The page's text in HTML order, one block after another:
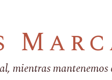
mientras